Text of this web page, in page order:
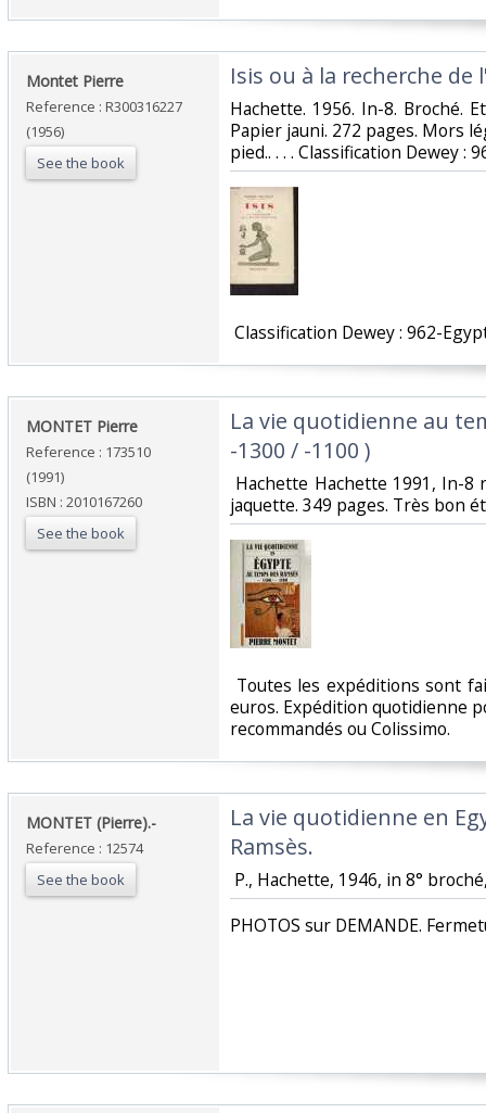
‎Montet Pierre‎
Reference : R300316227
(1956)
See the book
‎Isis ou à la recherche de
‎Hachette. 1956. In-8. Broché.
Papier jauni. 272 pages. Mors
pied.. . . . Classification Dewey :
Classification Dewey : 962-
‎MONTET Pierre‎
Reference : 173510
(1991)
ISBN : 2010167260
See the book
‎La vie quotidienne au
-1300 / -1100 )‎
Hachette Hachette 1991, In-
jaquette. 349 pages. Très bon
Toutes les expéditions sont
euros. Expédition quotidienne
recommandés ou Colissimo. ‎
‎MONTET (Pierre).-‎
Reference : 12574
See the book
‎La vie quotidienne en
Ramsès.‎
P., Hachette, 1946, in 8°
‎PHOTOS sur DEMANDE.